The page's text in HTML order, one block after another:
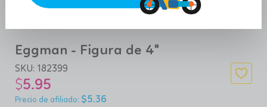
Eggman - Figura de 4"
SKU: 182399
$5.95
$5.36